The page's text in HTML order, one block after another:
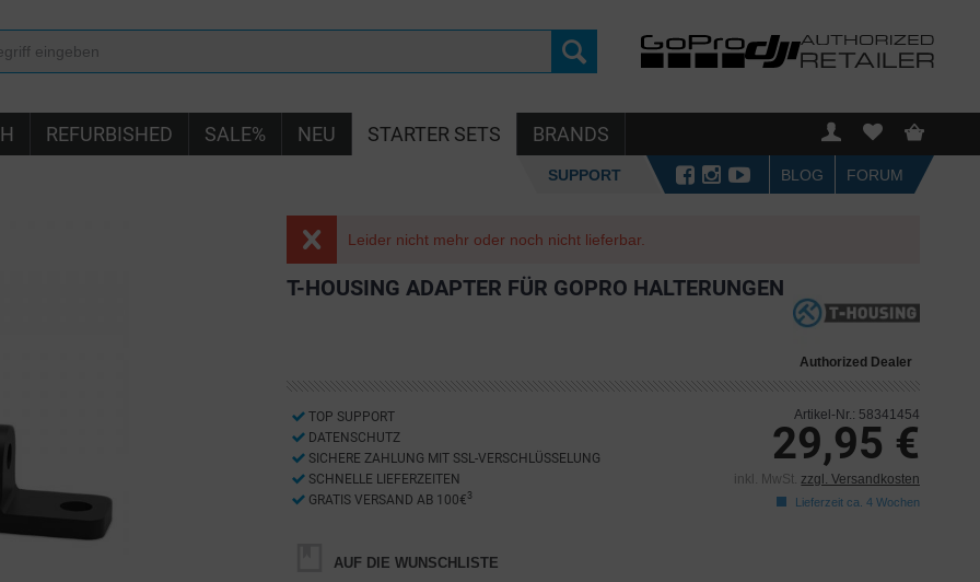
REFURBISHED SALE% NEU STARTER SETS BRANDS
SUPPORT BLOG FORUM
Leider nicht mehr oder noch nicht lieferbar.
T-HOUSING ADAPTER FÜR GOPRO HALTERUNGEN
Authorized Dealer
TOP SUPPORT
DATENSCHUTZ
SICHERE ZAHLUNG MIT SSL-VERSCHLÜSSELUNG
SCHNELLE LIEFERZEITEN
GRATIS VERSAND AB 100€ 3
Artikel-Nr.: 58341454
29,95 €
inkl. MwSt. zzgl. Versandkosten
Lieferzeit ca. 4 Wochen
AUF DIE WUNSCHLISTE